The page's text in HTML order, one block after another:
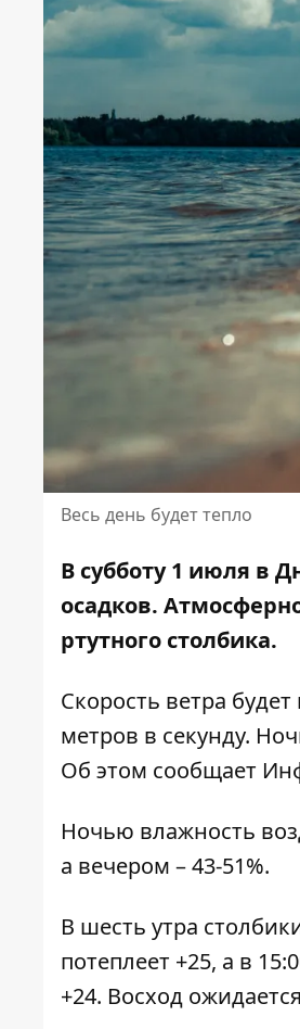
Весь день будет тепло
В субботу 1 июля в
осадков.
ртутного столбика.
Скорость ветра
метров в секунду.
Об этом сообщает
Ночью влажность
а вечером – 43-51%.
В шесть утра
потеплеет +25, а в
+24. Восход